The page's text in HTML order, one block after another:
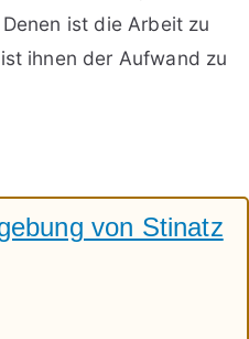
ist die Arbeit zu
ihnen der Aufwand zu
von Stinatz